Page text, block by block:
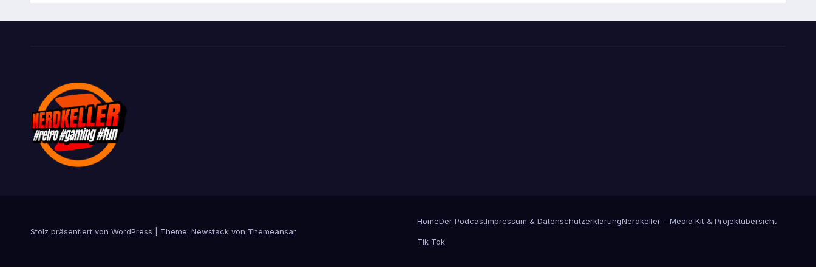
Stolz präsentiert von WordPress Theme: Newstack von Themeansar
HomeDer PodcastImpressum & DatenschutzerklärungNerdkeller – Media Kit & Projektübersicht
Tik Tok